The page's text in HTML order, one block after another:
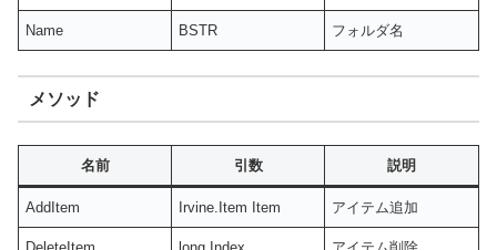
Name BSTR フォルダ名
メソッド
名前 引数 説明
AddItem Irvine.Item Item アイテム追加